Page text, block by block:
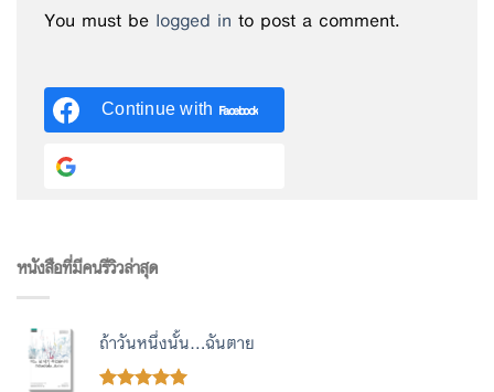
You must be logged in to post a comment.
Continue with Facebook
หนังสือที่มีคนรีวิวล่าสุด
ถ้าวันหนึ่งนั้น...ฉันตาย